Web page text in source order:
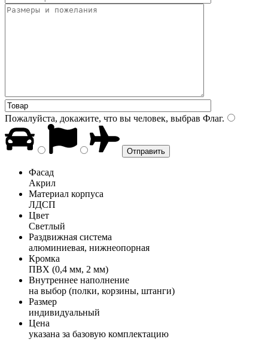
Пожалуйста, докажите, что вы человек, выбрав Флаг.
Фасад
Акрил
Материал корпуса
ЛДСП
Цвет
Светлый
Раздвижная система
алюминиевая, нижнеопорная
Кромка
ПВХ (0,4 мм, 2 мм)
Внутреннее наполнение
на выбор (полки, корзины, штанги)
Размер
индивидуальный
Цена
указана за базовую комплектацию